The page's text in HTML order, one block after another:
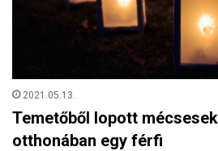
2021.05.13.
Temetőből lopott
otthonában egy férfi